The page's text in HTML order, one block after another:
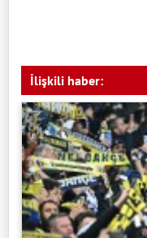
İlişkili haber: